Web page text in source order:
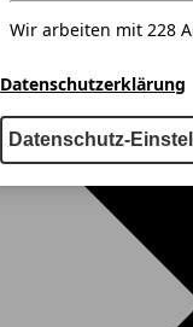
Wir arbeiten mit 228
Datenschutzerklärung
Datenschutz-